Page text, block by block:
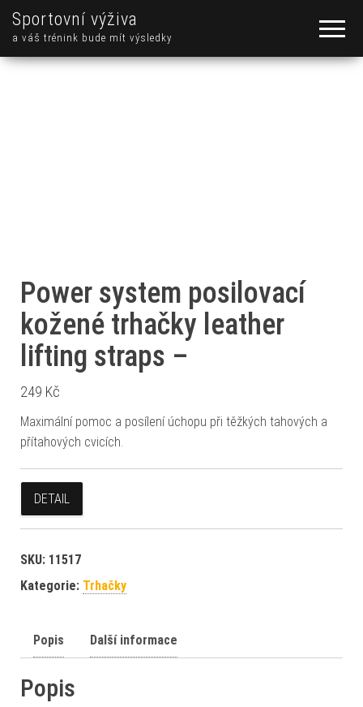
Sportovní výživa
a váš trénink bude mít výsledky
Power system posilovací
kožené trhačky leather
lifting straps –
249 Kč
Maximální pomoc a posílení úchopu při těžkých tahových a
přítahových cvicích.
DETAIL
SKU: 11517
Kategorie: Trhačky
Popis Další informace
Popis